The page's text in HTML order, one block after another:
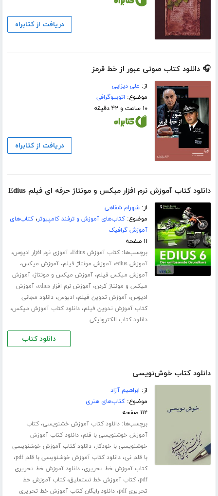
دریافت از کتابراه
🎧 دانلود کتاب صوتی عبور از خط قرمز
از: علی دیزایی
موضوع: اتوبیوگرافی
۱۰ ساعت و ۴۲ دقیقه
دریافت از کتابراه
دانلود کتاب آموزش نرم افزار میکس و مونتاژ حرفه ای فیلم Edius
از:شهرام شفاهی
موضوع:کتاب‌های آموزش و ترفند کامپیوتر،کتاب‌های
آموزش گرافیک
۱۱ صفحه
برچسب‌ها:کتاب آموزش Edius ،آموزی نرم افزار ادیوس،
آموزش edius ،آموزش مونتاژ فیلم،آموزش میکس،
آموزش میکس فیلم،آموزش میکس و مونتاژ،آموزش
میکس و مونتاژ کردن،آموزش نرم افزار edius ،آموزش
ادیوس،آموزش تدوین فیلم، ادیوس،دانلود مجانی
کتاب آموزش تدوین فیلم،دانلود کتاب آموزش میکس،
دانلود کتاب الکترونیکی
دانلود کتاب
دانلود کتاب خوش‌نویسی
از: ابراهیم آزاد
موضوع:کتاب‌های هنری
۱۱۲ صفحه
برچسب‌ها:دانلود کتاب آموزش خشنویسی،کتاب
آموزش خوشنویسی با قلم،دانلود کتاب آموزش
خوشنویسی با خودکار،دانلود کتاب آموزش خوشنویسی
با قلم نی،دانلود کتاب آموزش خوشنویسی با قلم pdf ،
کتاب آموزش خط تحریری،دانلود آموزش خط تحریری
pdf،کتاب آموزش خط نستعلیق،کتاب آموزش خط
تحریری pdf
،دانلود رایگان کتاب آموزش خط تحریری